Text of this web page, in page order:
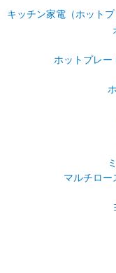
キッチン家電（ホット
ホットプレー
マルチロ